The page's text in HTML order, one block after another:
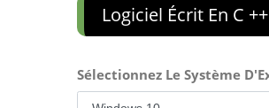
Logiciel Écrit En C ++
Sélectionnez Le Système